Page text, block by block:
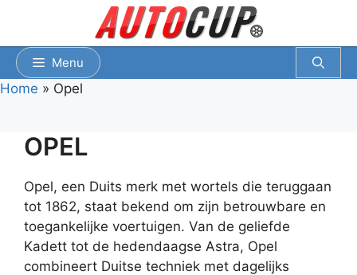
inhoud
Menu
Home » Opel
OPEL
Opel, een Duits merk met wortels die teruggaan
tot 1862, staat bekend om zijn betrouwbare en
toegankelijke voertuigen. Van de geliefde
Kadett tot de hedendaagse Astra, Opel
combineert Duitse techniek met dagelijks